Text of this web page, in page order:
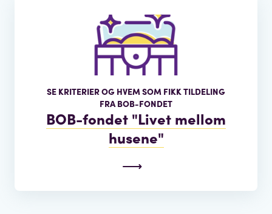
SE KRITERIER OG HVEM SOM FIKK TILDELING
FRA BOB-FONDET
BOB-fondet "Livet mellom
husene"